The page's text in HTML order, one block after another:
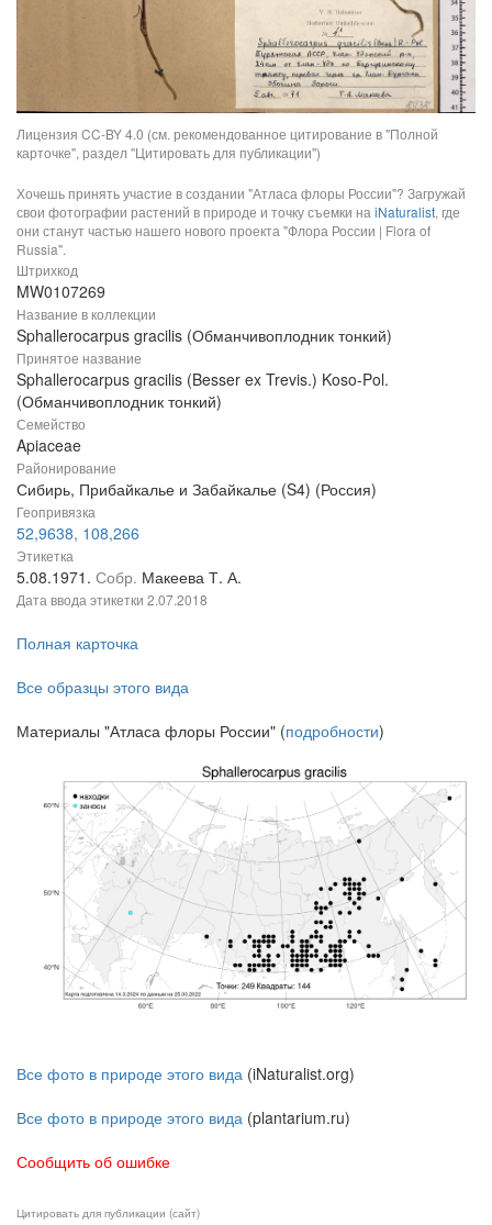
Лицензия CC-BY 4.0 (см. рекомендованное цитирование в "Полной
карточке", раздел "Цитировать для публикации")
Хочешь принять участие в создании "Атласа флоры России"? Загружай
свои фотографии растений в природе и точку съемки на iNaturalist, где
они станут частью нашего нового проекта "Флора России | Flora of
Russia".
Штрихкод
MW0107269
Название в коллекции
Sphallerocarpus gracilis (Обманчивоплодник тонкий)
Принятое название
Sphallerocarpus gracilis (Besser ex Trevis.) Koso-Pol.
(Обманчивоплодник тонкий)
Семейство
Apiaceae
Районирование
Сибирь, Прибайкалье и Забайкалье (S4) (Россия)
Геопривязка
52,9638, 108,266
Этикетка
5.08.1971. Собр. Макеева Т. А.
Дата ввода этикетки 2.07.2018
Полная карточка
Все образцы этого вида
Материалы "Атласа флоры России" (подробности)
Все фото в природе этого вида (iNaturalist.org)
Все фото в природе этого вида (plantarium.ru)
Сообщить об ошибке
Цитировать для публикации (сайт)